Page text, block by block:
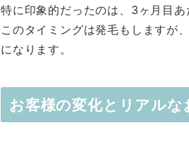
特に印象的だったのは、3ヶ月目
このタイミングは発毛もしますが
になります。
お客様の変化とリアルな